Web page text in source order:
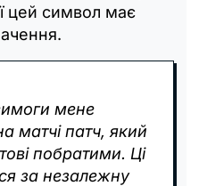
цей символ має
мене
матчі патч, який
побратими. Ці
за незалежну